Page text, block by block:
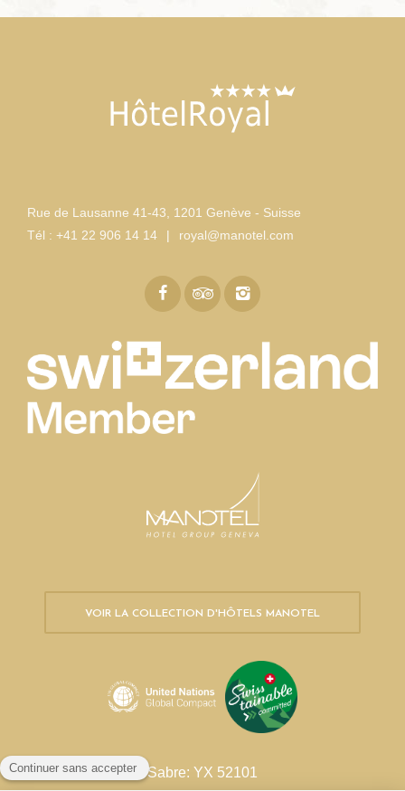
Rue de Lausanne 41-43, 1201 Genève - Suisse
Tél : +41 22 906 14 14 | royal@manotel.com
VOIR LA COLLECTION D'HÔTELS MANOTEL
Sabre: YX 52101